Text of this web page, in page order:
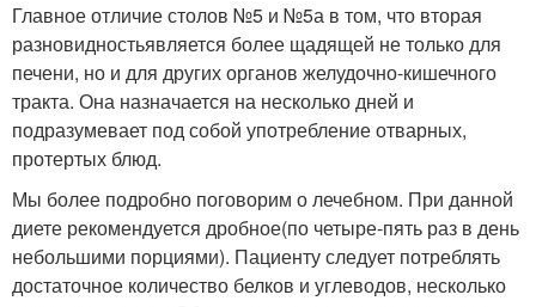
Главное отличие столов №5 и №5а в том, что вторая
разновидностьявляется более щадящей не только для
печени, но и для других органов желудочно-кишечного
тракта. Она назначается на несколько дней и
подразумевает под собой употребление отварных,
протертых блюд.
Мы более подробно поговорим о лечебном. При данной
диете рекомендуется дробное(по четыре-пять раз в день
небольшими порциями). Пациенту следует потреблять
достаточное количество белков и углеводов, несколько